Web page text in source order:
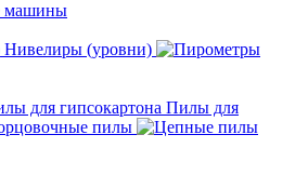
машины
Нивелиры (уровни)
Пилы для
пилы